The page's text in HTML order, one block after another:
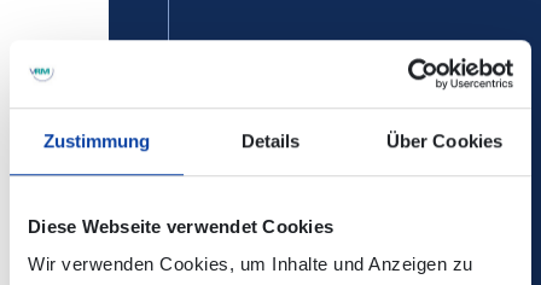
Zustimmung Details Über Cookies
Diese Webseite verwendet Cookies
Wir verwenden Cookies, um Inhalte und Anzeigen zu